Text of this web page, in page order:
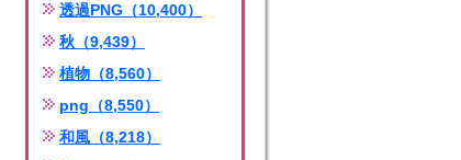
透過PNG（10,400）
秋（9,439）
植物（8,560）
png（8,550）
和風（8,218）